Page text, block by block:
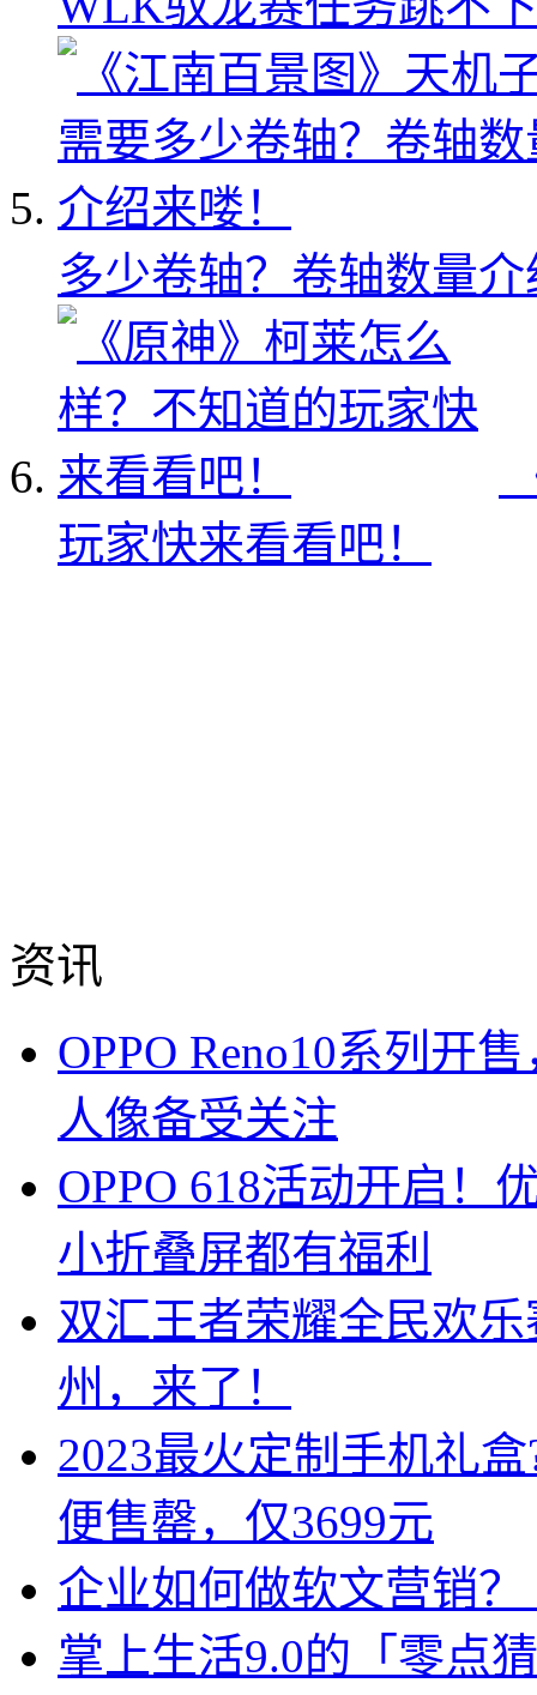
多少卷轴？卷轴数量
玩家快来看看吧！
资讯
OPPO Reno10系列开
人像备受关注
OPPO 618活动开启！
小折叠屏都有福利
双汇王者荣耀全民欢
州，来了！
2023最火定制手机礼
便售罄，仅3699元
企业如何做软文营销
掌上生活9.0的「零点